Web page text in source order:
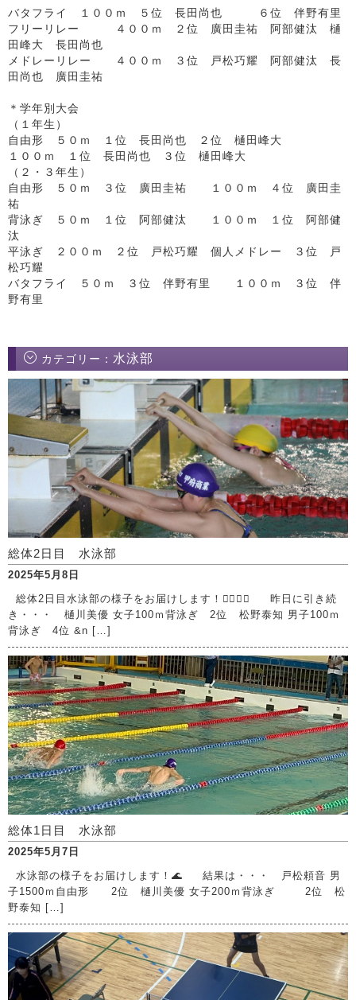
バタフライ １００ｍ ５位 長田尚也 ６位 伴野有里
フリーリレー ４００ｍ ２位 廣田圭祐 阿部健汰 樋
田峰大 長田尚也
メドレーリレー ４００ｍ ３位 戸松巧耀 阿部健汰 長
田尚也 廣田圭祐
＊学年別大会
（１年生）
自由形 ５０ｍ １位 長田尚也 ２位 樋田峰大
１００ｍ １位 長田尚也 ３位 樋田峰大
（２・３年生）
自由形 ５０ｍ ３位 廣田圭祐 １００ｍ ４位 廣田圭
祐
背泳ぎ ５０ｍ １位 阿部健汰 １００ｍ １位 阿部健
汰
平泳ぎ ２００ｍ ２位 戸松巧耀 個人メドレー ３位 戸
松巧耀
バタフライ ５０ｍ ３位 伴野有里 １００ｍ ３位 伴
野有里
カテゴリー： 水泳部
総体2日目 水泳部
2025年5月8日
総体2日目水泳部の様子をお届けします！🏊‍♀️💙💦 昨日に引き続
き・・・ 樋川美優 女子100ｍ背泳ぎ 2位 松野泰知 男子100ｍ
背泳ぎ 4位 &n […]
総体1日目 水泳部
2025年5月7日
水泳部の様子をお届けします！🌊 結果は・・・ 戸松頼音 男
子1500ｍ自由形 2位 樋川美優 女子200ｍ背泳ぎ 2位 松
野泰知 […]